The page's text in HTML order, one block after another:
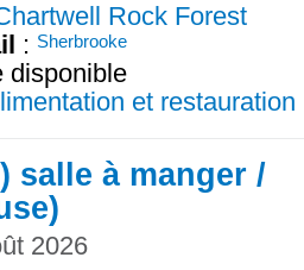
Rock Forest
: Sherbrooke
disponible
et restauration
salle à manger /
2026